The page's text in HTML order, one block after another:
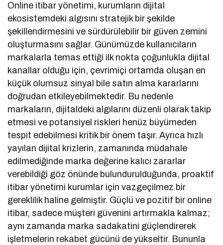
Online itibar yönetimi, kurumların dijital
ekosistemdeki algısını stratejik bir şekilde
şekillendirmesini ve sürdürülebilir bir güven zemini
oluşturmasını sağlar. Günümüzde kullanıcıların
markalarla temas ettiği ilk nokta çoğunlukla dijital
kanallar olduğu için, çevrimiçi ortamda oluşan en
küçük olumsuz sinyal bile satın alma kararlarını
doğrudan etkileyebilmektedir. Bu nedenle
markaların, dijitaldeki algılarını düzenli olarak takip
etmesi ve potansiyel riskleri henüz büyümeden
tespit edebilmesi kritik bir önem taşır. Ayrıca hızlı
yayılan dijital krizlerin, zamanında müdahale
edilmediğinde marka değerine kalıcı zararlar
verebildiği göz önünde bulundurulduğunda, proaktif
itibar yönetimi kurumlar için vazgeçilmez bir
gereklilik haline gelmiştir. Güçlü ve pozitif bir online
itibar, sadece müşteri güvenini artırmakla kalmaz;
aynı zamanda marka sadakatini güçlendirerek
işletmelerin rekabet gücünü de yükseltir. Bununla